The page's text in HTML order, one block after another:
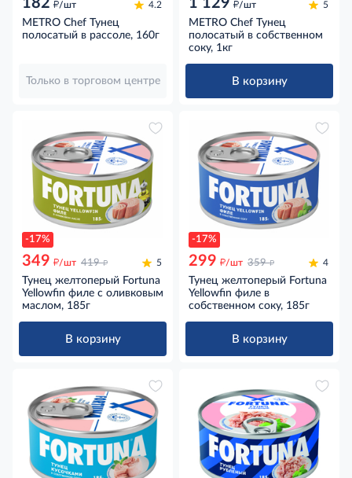
182 д/шт 4.2
METRO Chef Тунец
полосатый в рассоле, 160г
Только в торговом центре
1 129 д/шт 5
METRO Chef Тунец
полосатый в собственном
соку, 1кг
В корзину
-17%
349 д/шт 419 д 5
Тунец желтоперый Fortuna
Yellowfin филе с оливковым
маслом, 185г
В корзину
-17%
299 д/шт 359 д 4
Тунец желтоперый Fortuna
Yellowfin филе в
собственном соку, 185г
В корзину